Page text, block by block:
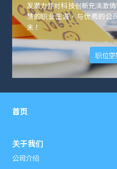
发潜力并对科技创新充满激
慧的职业生涯，与优秀的公
来！
职位
首页
关于我们
公司介绍